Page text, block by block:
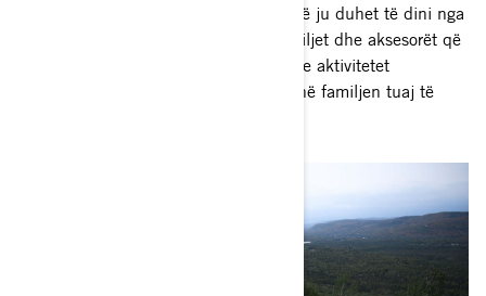
Në këtë artikull, do të gjeni gjithçka që ju duhet të dini nga
ATV-të dhe SxS-të më të mira për familjet dhe aksesorët që
i marrin ato në një nivel të lartë, deri te aktivitetet
drithëruese jashtë rrugës që do ta bëjnë familjen tuaj të